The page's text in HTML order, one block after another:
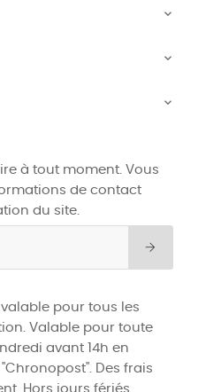



à tout moment. Vous
de contact
du site.
valable pour tous les
Valable pour toute
avant 14h en
Des frais
Hors jours fériés.